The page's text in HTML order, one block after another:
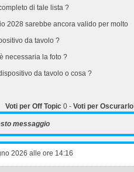
di tale lista ?
2028 sarebbe ancora valido per molto
da tavolo ?
necessaria la foto ?
da tavolo o cosa ?
Voti per Off Topic 0 - Voti per Oscurarlo
messaggio
2026 alle ore 14:16